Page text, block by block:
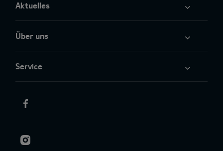
Aktuelles
Über uns
Service